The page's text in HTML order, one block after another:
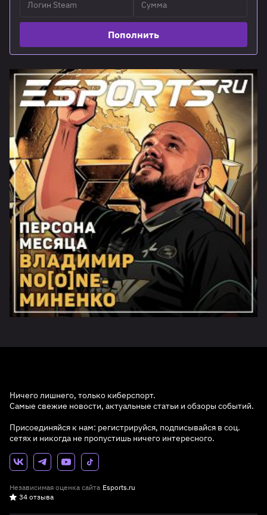
Пополнить
Ничего лишнего, только киберспорт.
Самые свежие новости, актуальные статьи и обзоры событий.
Присоединяйся к нам: регистрируйся, подписывайся в соц.
сетях и никогда не пропустишь ничего интересного.
Независимая оценка сайта Esports.ru
34 отзыва